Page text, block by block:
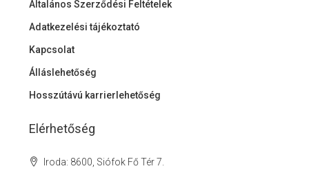
Általános Szerződési Feltételek
Adatkezelési tájékoztató
Kapcsolat
Álláslehetőség
Hosszútávú karrierlehetőség
Elérhetőség
Iroda: 8600, Siófok Fő Tér 7.